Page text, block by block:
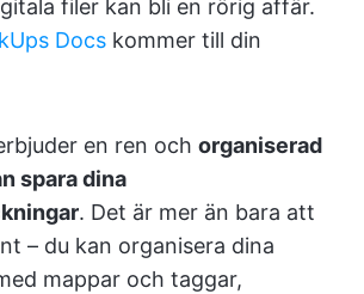
filer kan bli en rörig affär.
Docs kommer till din
en ren och organiserad
spara dina
. Det är mer än bara att
– du kan organisera dina
mappar och taggar,